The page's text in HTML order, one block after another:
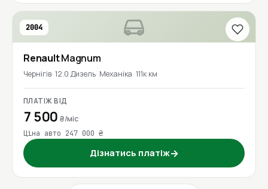
2004
RenaultMagnum
Чернігів 12.0 Дизель Механіка 111к км
ПЛАТІЖ ВІД
7 500₴/міс
Ціна авто 247 000 ₴
Дізнатись платіж→